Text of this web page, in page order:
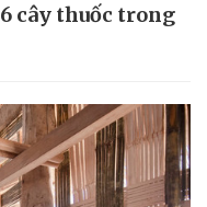
cây thuốc trong